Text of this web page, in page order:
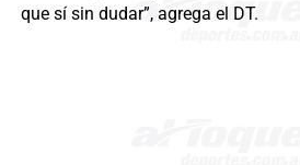
que sí sin dudar”, agrega el DT.